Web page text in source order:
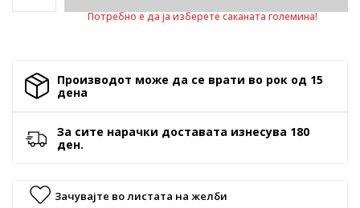
Потребно е да ја изберете саканата големина!
Производот може да се врати во рок од 15
денa
За сите нарачки доставата изнесува 180
ден.
Зачувајте во листата на желби